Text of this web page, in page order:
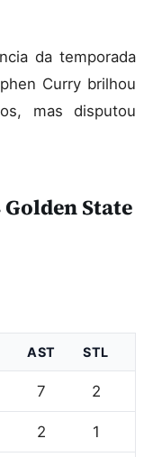
da temporada
Curry brilhou
mas disputou
Golden State
AST STL
7 2
2 1